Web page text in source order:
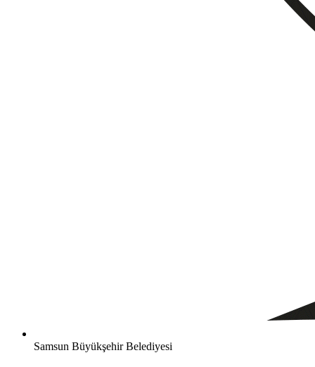
Samsun Büyükşehir Belediyesi